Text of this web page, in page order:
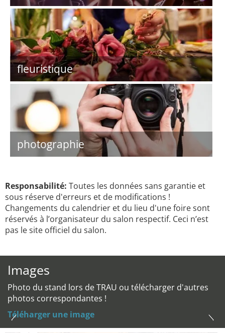
fleuristique
photographie
Responsabilité: Toutes les données sans garantie et
sous réserve d'erreurs et de modifications !
Changements du calendrier et du lieu d'une foire sont
réservés à l’organisateur du salon respectif. Ceci n’est
pas le site officiel du salon.
Images
Photo du stand lors de TRAU ou télécharger d'autres
photos correspondantes !
Téléharger une image